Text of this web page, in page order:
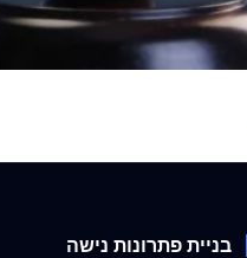
בניית פתרונות נישה